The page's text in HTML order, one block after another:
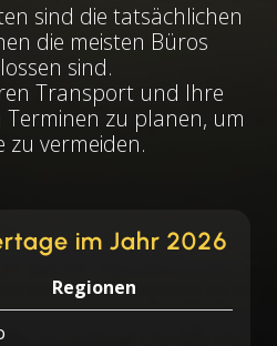
sind die tatsächlichen
die meisten Büros
sind.
Transport und Ihre
zu planen, um
zu vermeiden.
im Jahr 2026
Regionen